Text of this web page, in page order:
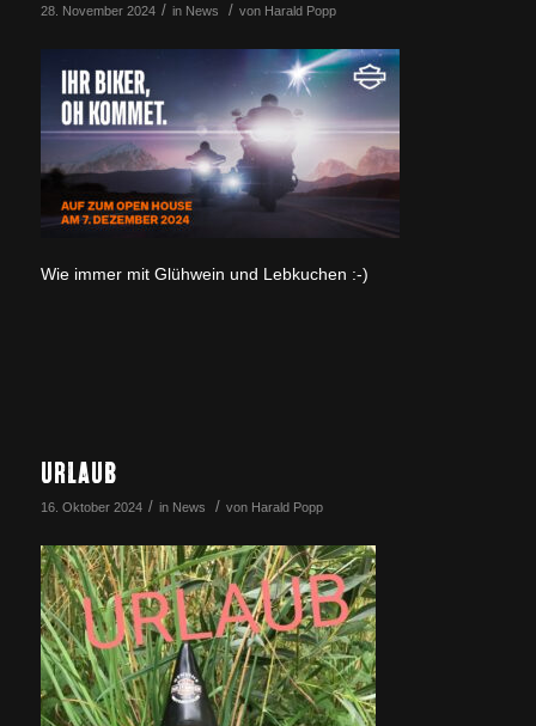
28. November 2024 / in News / von Harald Popp
Wie immer mit Glühwein und Lebkuchen :-)
URLAUB
16. Oktober 2024 / in News / von Harald Popp